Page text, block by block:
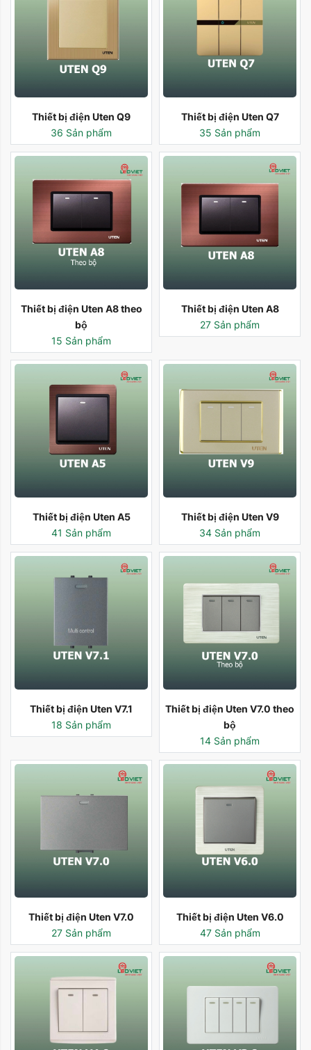
Thiết bị điện Uten Q9
36 Sản phẩm
Thiết bị điện Uten Q7
35 Sản phẩm
Thiết bị điện Uten A8 theo
bộ
15 Sản phẩm
Thiết bị điện Uten A8
27 Sản phẩm
Thiết bị điện Uten A5
41 Sản phẩm
Thiết bị điện Uten V9
34 Sản phẩm
Thiết bị điện Uten V7.1
18 Sản phẩm
Thiết bị điện Uten V7.0 theo
bộ
14 Sản phẩm
Thiết bị điện Uten V7.0
27 Sản phẩm
Thiết bị điện Uten V6.0
47 Sản phẩm